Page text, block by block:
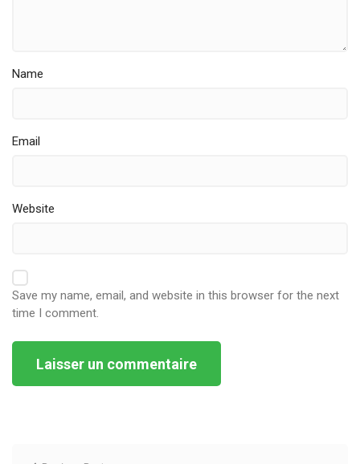
Name
Email
Website
Save my name, email, and website in this browser for the next
time I comment.